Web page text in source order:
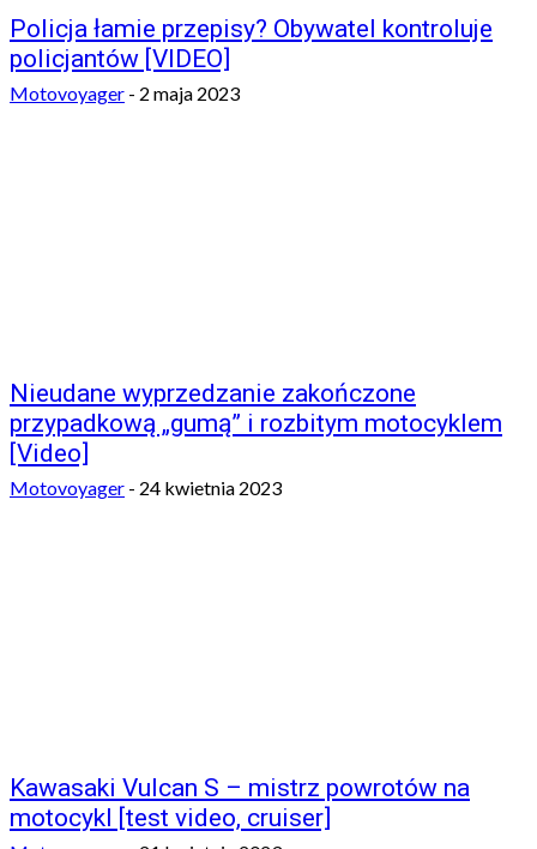
Policja łamie przepisy? Obywatel kontroluje
policjantów [VIDEO]
Motovoyager - 2 maja 2023
Nieudane wyprzedzanie zakończone
przypadkową „gumą” i rozbitym motocyklem
[Video]
Motovoyager - 24 kwietnia 2023
Kawasaki Vulcan S – mistrz powrotów na
motocykl [test video, cruiser]